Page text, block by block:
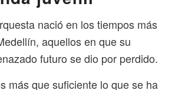
nació en los tiempos más
aquellos en que su
futuro se dio por perdido.
más que suficiente lo que se ha